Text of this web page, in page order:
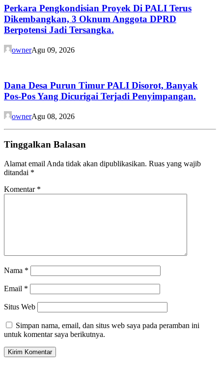
Perkara Pengkondisian Proyek Di PALI Terus
Dikembangkan, 3 Oknum Anggota DPRD
Berpotensi Jadi Tersangka.
ownerAgu 09, 2026
Dana Desa Purun Timur PALI Disorot, Banyak
Pos-Pos Yang Dicurigai Terjadi Penyimpangan.
ownerAgu 08, 2026
Tinggalkan Balasan
Alamat email Anda tidak akan dipublikasikan. Ruas yang wajib
ditandai *
Komentar *
Nama *
Email *
Situs Web
Simpan nama, email, dan situs web saya pada peramban ini
untuk komentar saya berikutnya.